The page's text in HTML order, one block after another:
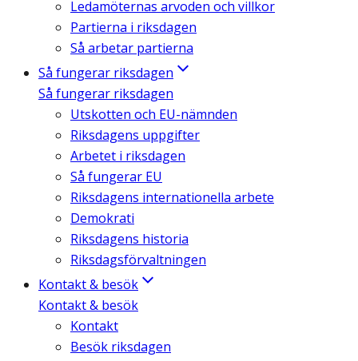
Ledamöternas arvoden och villkor
Partierna i riksdagen
Så arbetar partierna
Så fungerar riksdagen
Så fungerar riksdagen
Utskotten och EU-nämnden
Riksdagens uppgifter
Arbetet i riksdagen
Så fungerar EU
Riksdagens internationella arbete
Demokrati
Riksdagens historia
Riksdagsförvaltningen
Kontakt & besök
Kontakt & besök
Kontakt
Besök riksdagen